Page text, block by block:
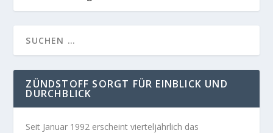
ZÜNDSTOFF SORGT FÜR EINBLICK UND
DURCHBLICK
Seit Januar 1992 erscheint vierteljährlich das